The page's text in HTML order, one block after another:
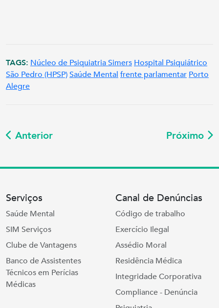
TAGS: Núcleo de Psiquiatria Simers Hospital Psiquiátrico
São Pedro (HPSP)Saúde Mental frente parlamentar Porto
Alegre
Anterior Próximo
Serviços
Saúde Mental
SIM Serviços
Clube de Vantagens
Banco de Assistentes
Técnicos em Perícias
Médicas
Canal de Denúncias
Código de trabalho
Exercício Ilegal
Assédio Moral
Residência Médica
Integridade Corporativa
Compliance - Denúncia